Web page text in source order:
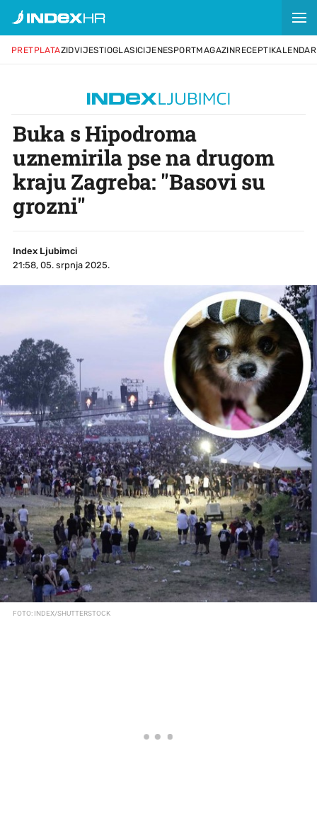
PRETPLATAZIDVIJESTIOGLASICIJENESPORTMAGAZINRECEPTIKALENDAR
Buka s Hipodroma
uznemirila pse na drugom
kraju Zagreba: "Basovi su
grozni"
Index Ljubimci
21:58, 05. srpnja 2025.
FOTO: INDEX/SHUTTERSTOCK